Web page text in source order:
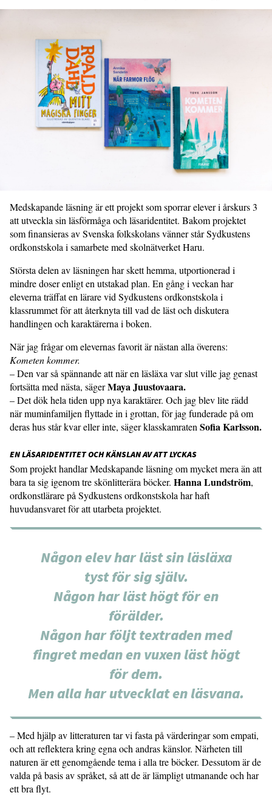
Medskapande läsning är ett projekt som sporrar elever i årskurs 3
att utveckla sin läsförmåga och läsaridentitet. Bakom projektet
som finansieras av Svenska folkskolans vänner står Sydkustens
ordkonstskola i samarbete med skolnätverket Haru.
Största delen av läsningen har skett hemma, utportionerad i
mindre doser enligt en utstakad plan. En gång i veckan har
eleverna träffat en lärare vid Sydkustens ordkonstskola i
klassrummet för att återknyta till vad de läst och diskutera
handlingen och karaktärerna i boken.
När jag frågar om elevernas favorit är nästan alla överens:
Kometen kommer.
– Den var så spännande att när en läsläxa var slut ville jag genast
fortsätta med nästa, sägerMaya Juustovaara.
– Det dök hela tiden upp nya karaktärer. Och jag blev lite rädd
när muminfamiljen flyttade in i grottan, för jag funderade på om
deras hus står kvar eller inte, säger klasskamraten Sofia Karlsson.
EN LÄSARIDENTITET OCH KÄNSLAN AV ATT LYCKAS
Som projekt handlar Medskapande läsning om mycket mera än att
bara ta sig igenom tre skönlitterära böcker. Hanna Lundström,
ordkonstlärare på Sydkustens ordkonstskola har haft
huvudansvaret för att utarbeta projektet.
Någon elev har läst sin läsläxa
tyst för sig själv.
Någon har läst högt för en
förälder.
Någon har följt textraden med
fingret medan en vuxen läst högt
för dem.
Men alla har utvecklat en läsvana.
– Med hjälp av litteraturen tar vi fasta på värderingar som empati,
och att reflektera kring egna och andras känslor. Närheten till
naturen är ett genomgående tema i alla tre böcker. Dessutom är de
valda på basis av språket, så att de är lämpligt utmanande och har
ett bra flyt.